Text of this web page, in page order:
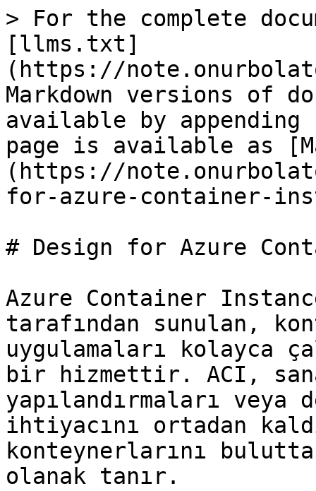
> For the complete
[llms.txt]
(https://
Markdown versions of
available by
page is available as
(https://
for-azure-container-
# Design for Azure
Azure Container
tarafından sunulan,
uygulamaları kolayca
bir hizmettir. ACI,
yapılandırmaları veya
ihtiyacını ortadan
konteynerlarını bulutta
olanak tanır.